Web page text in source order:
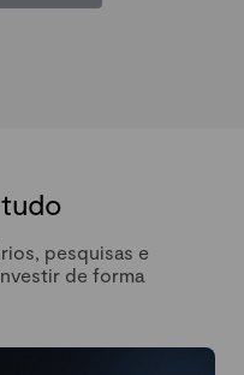
pesquisas e
de forma